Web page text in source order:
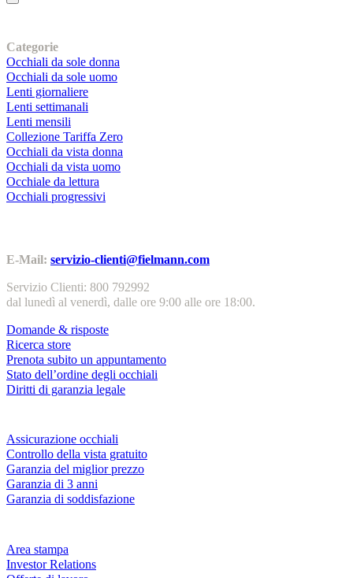
Categorie
Occhiali da sole donna
Occhiali da sole uomo
Lenti giornaliere
Lenti settimanali
Lenti mensili
Collezione Tariffa Zero
Occhiali da vista donna
Occhiali da vista uomo
Occhiale da lettura
Occhiali progressivi
E-Mail: servizio-clienti@fielmann.com
Servizio Clienti: 800 792992
dal lunedì al venerdì, dalle ore 9:00 alle ore 18:00.
Domande & risposte
Ricerca store
Prenota subito un appuntamento
Stato dell’ordine degli occhiali
Diritti di garanzia legale
Assicurazione occhiali
Controllo della vista gratuito
Garanzia del miglior prezzo
Garanzia di 3 anni
Garanzia di soddisfazione
Area stampa
Investor Relations